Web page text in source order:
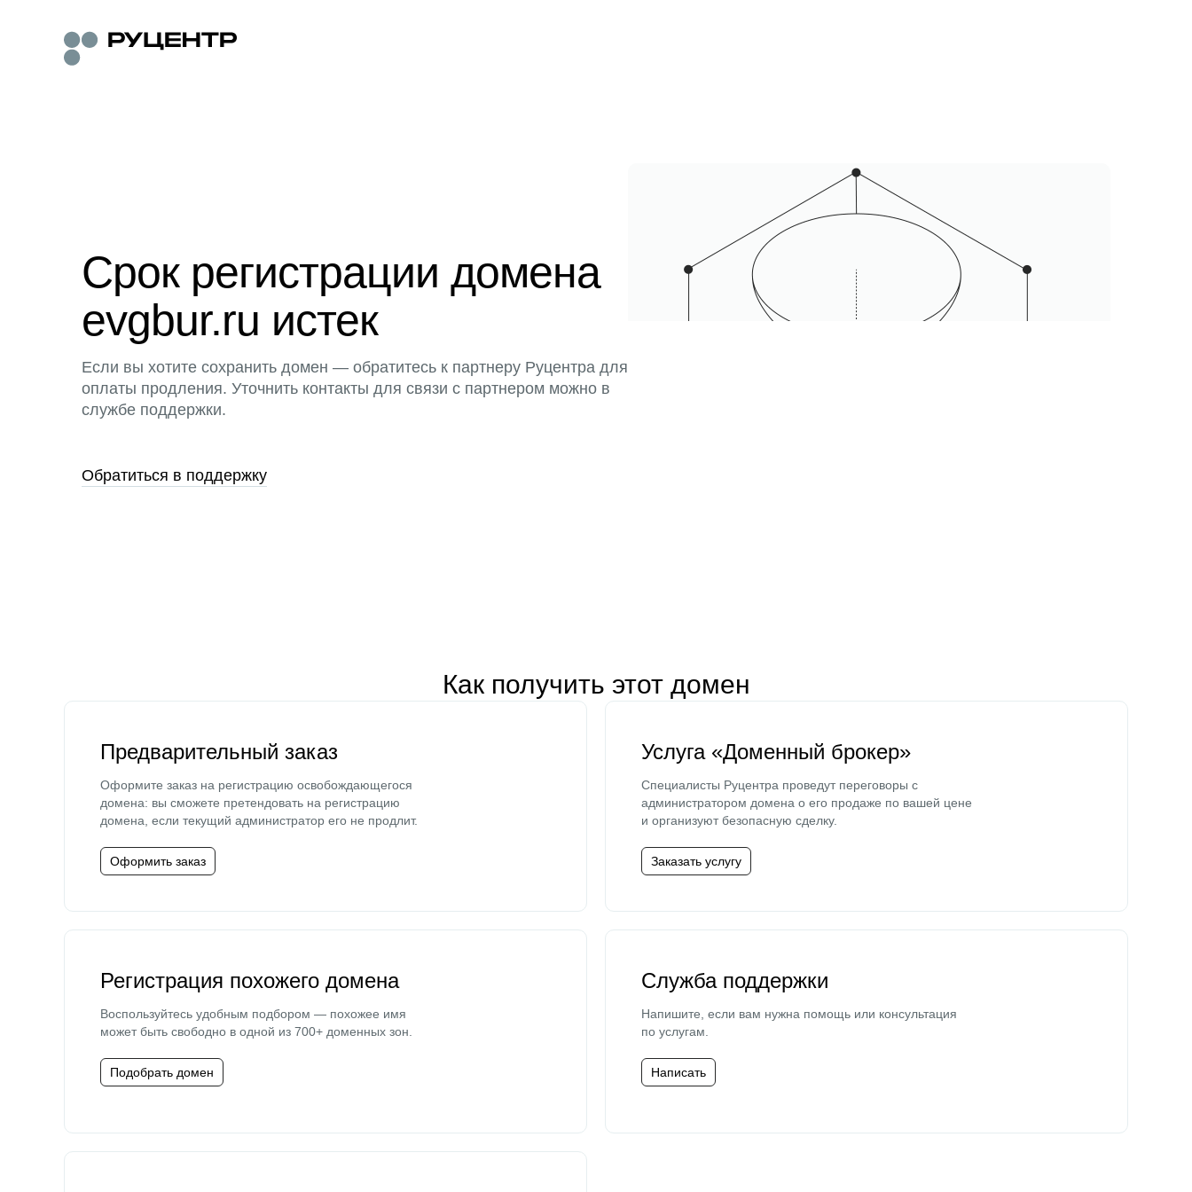
Срок регистрации домена
evgbur.ru истек
Если вы хотите сохранить домен — обратитесь к партнеру Руцентра для
оплаты продления. Уточнить контакты для связи с партнером можно в
службе поддержки.
Обратиться в поддержку
Как получить этот домен
Предварительный заказ
Оформите заказ на регистрацию освобождающегося
домена: вы сможете претендовать на регистрацию
домена, если текущий администратор его не продлит.
Оформить заказ
Услуга «Доменный брокер»
Специалисты Руцентра проведут переговоры с
администратором домена о его продаже по вашей цене
и организуют безопасную сделку.
Заказать услугу
Регистрация похожего домена
Воспользуйтесь удобным подбором — похожее имя
может быть свободно в одной из 700+ доменных зон.
Подобрать домен
Служба поддержки
Напишите, если вам нужна помощь или консультация
по услугам.
Написать